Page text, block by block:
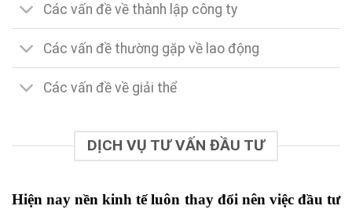
Các vấn đề về thành lập công ty
Các vấn đề thường gặp về lao động
Các vấn đề về giải thể
DỊCH VỤ TƯ VẤN ĐẦU TƯ
Hiện nay nền kinh tế luôn thay đổi nên việc đầu tư